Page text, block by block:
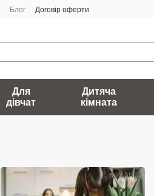
Блог Договір оферти
Для
дівчат
Дитяча
кімната